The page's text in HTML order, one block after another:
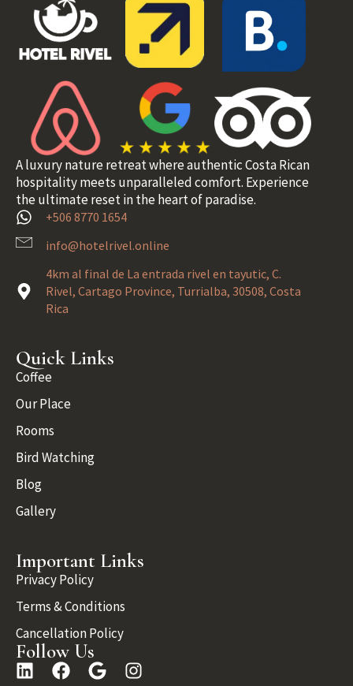
A luxury nature retreat where authentic Costa Rican
hospitality meets unparalleled comfort. Experience
the ultimate reset in the heart of paradise.
+506 8770 1654
info@hotelrivel.online
4km al final de La entrada rivel en tayutic, C.
Rivel, Cartago Province, Turrialba, 30508, Costa
Rica
Quick Links
Coffee
Our Place
Rooms
Bird Watching
Blog
Gallery
Important Links
Privacy Policy
Terms & Conditions
Cancellation Policy
Follow Us